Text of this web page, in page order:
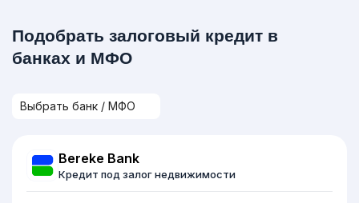
Подобрать залоговый кредит в
банках и МФО
Bereke Bank
Кредит под залог недвижимости